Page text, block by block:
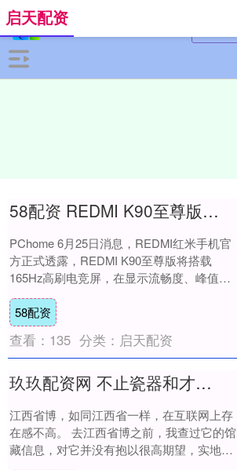
启天配资
58配资 REDMI K90至尊版配165Hz电竞屏 锁定3K高性能档
PChome 6月25日消息，REDMI红米手机官
方正式透露，REDMI K90至尊版将搭载
165Hz高刷电竞屏，在显示流畅度、峰值亮
度与功耗控制上均有升级，同....
58配资
查看： 135 分类： 启天配资
玖玖配资网 不止瓷器和才子，也有南方顶级青铜文明——打卡全国省级博物馆26：江西省博物馆
江西省博，如同江西省一样，在互联网上存
在感不高。 去江西省博之前，我查过它的馆
藏信息，对它并没有抱以很高期望，实地逛
完之后，体验远高于预期，在全国各大省博